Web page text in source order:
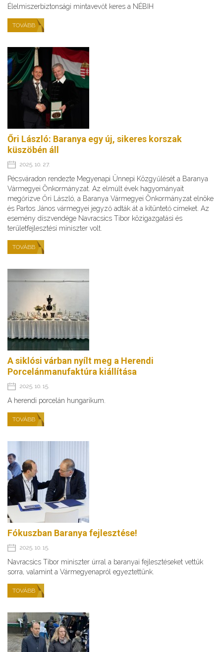
Élelmiszerbiztonsági mintavevőt keres a NÉBIH
TOVÁBB
Őri László: Baranya egy új, sikeres korszak
küszöbén áll
2025. 10. 27.
Pécsváradon rendezte Megyenapi Ünnepi Közgyűlését a Baranya
Vármegyei Önkormányzat. Az elmúlt évek hagyományait
megőrizve Őri László, a Baranya Vármegyei Önkormányzat elnöke
és Partos János vármegyei jegyző adták át a kitüntető címeket. Az
esemény díszvendége Navracsics Tibor közigazgatási és
területfejlesztési miniszter volt.
TOVÁBB
A siklósi várban nyílt meg a Herendi
Porcelánmanufaktúra kiállítása
2025. 10. 15.
A herendi porcelán hungarikum.
TOVÁBB
Fókuszban Baranya fejlesztése!
2025. 10. 15.
Navracsics Tibor miniszter úrral a baranyai fejlesztéseket vettük
sorra, valamint a Vármegyenapról egyeztettünk.
TOVÁBB